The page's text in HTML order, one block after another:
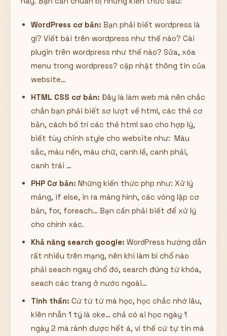
WordPress cơ bản: Bạn phải biết wordpress là
gì? Viết bài trên wordpress như thế nào? Cài
plugin trên wordpress như thế nào? Sửa, xóa
menu trong wordpress? cập nhật thông tin của
website…
HTML CSS cơ bản: Đây là làm web mà nên chắc
chắn bạn phải biết sơ lượt về html, các thẻ cơ
bản, cách bố trí các thẻ html sao cho hợp lý,
biết tùy chỉnh style cho website như: Màu
sắc, màu nền, màu chữ, canh lề, canh phải,
canh trái …
PHP Cơ bản: Những kiến thức php như: Xử lý
mảng, if else, in ra màng hình, các vòng lặp cơ
bản, for, foreach… Bạn cần phải biết để xử lý
cho chính xác.
Khả năng search google: WordPress hướng dẫn
rất nhiều trên mạng, nên khi làm bí chổ nào
phải seach ngay chổ đó, search đúng từ khóa,
seach các trang ở nước ngoài…
Tinh thần: Cứ từ từ mà học, học chắc nhớ lâu,
kiên nhẫn 1 tý là oke… chả có ai học ngày 1
ngày 2 mà rành được hết á, vì thế cứ tự tin mà